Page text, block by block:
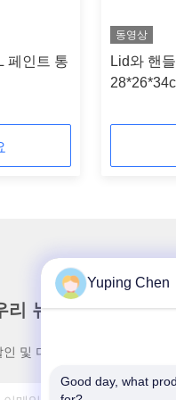
페인트 통
동영상
Lid와 핸
리 뉴스레터
인 및 더 많은 혜택을 위해 뉴스
Yuping Chen
Good day, what